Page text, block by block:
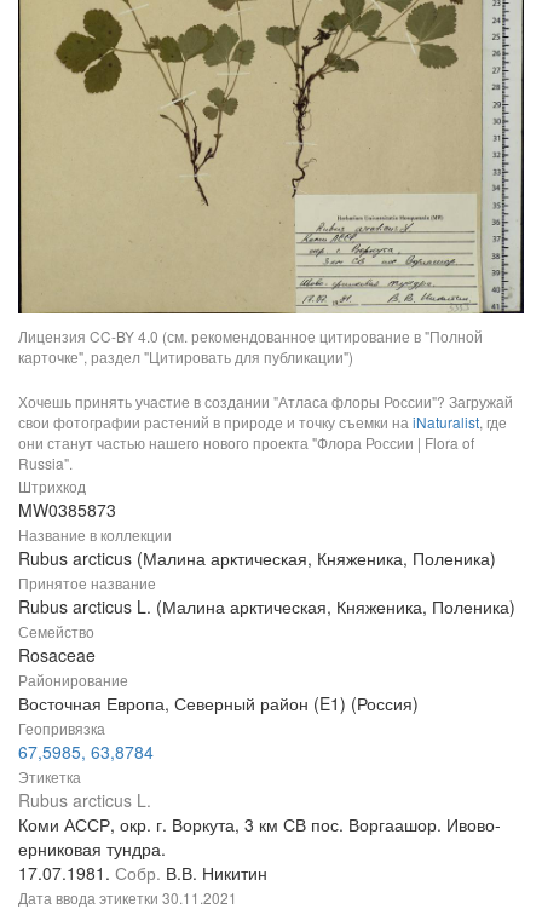
Лицензия CC-BY 4.0 (см. рекомендованное цитирование в "Полной
карточке", раздел "Цитировать для публикации")
Хочешь принять участие в создании "Атласа флоры России"? Загружай
свои фотографии растений в природе и точку съемки на iNaturalist, где
они станут частью нашего нового проекта "Флора России | Flora of
Russia".
Штрихкод
MW0385873
Название в коллекции
Rubus arcticus (Малина арктическая, Княженика, Поленика)
Принятое название
Rubus arcticus L. (Малина арктическая, Княженика, Поленика)
Семейство
Rosaceae
Районирование
Восточная Европа, Северный район (E1) (Россия)
Геопривязка
67,5985, 63,8784
Этикетка
Rubus arcticus L.
Коми АССР, окр. г. Воркута, 3 км СВ пос. Воргаашор. Ивово-
ерниковая тундра.
17.07.1981. Собр. В.В. Никитин
Дата ввода этикетки 30.11.2021